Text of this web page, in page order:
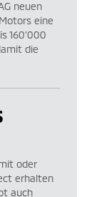
neuen
eine
160’000
die
oder
erhalten
auch